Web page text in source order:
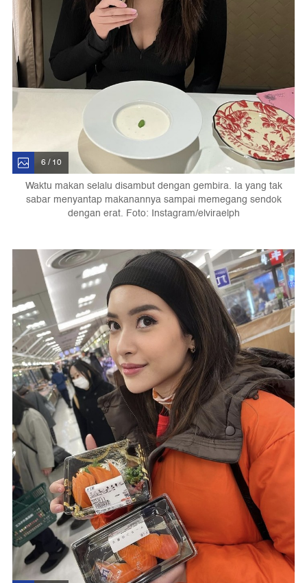
6 / 10
Waktu makan selalu disambut dengan gembira. Ia yang tak
sabar menyantap makanannya sampai memegang sendok
dengan erat. Foto: Instagram/elviraelph